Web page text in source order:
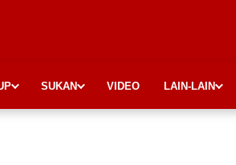
SUKAN VIDEO LAIN-LAIN